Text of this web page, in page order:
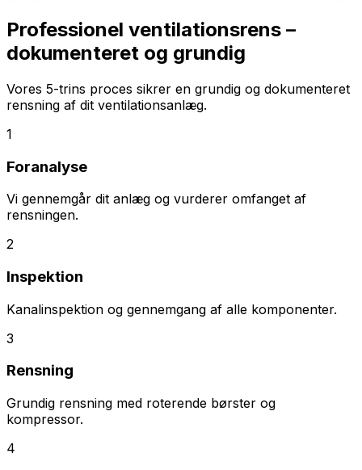
Professionel ventilationsrens –
dokumenteret og grundig
Vores 5-trins proces sikrer en grundig og dokumenteret
rensning af dit ventilationsanlæg.
1
Foranalyse
Vi gennemgår dit anlæg og vurderer omfanget af
rensningen.
2
Inspektion
Kanalinspektion og gennemgang af alle komponenter.
3
Rensning
Grundig rensning med roterende børster og
kompressor.
4